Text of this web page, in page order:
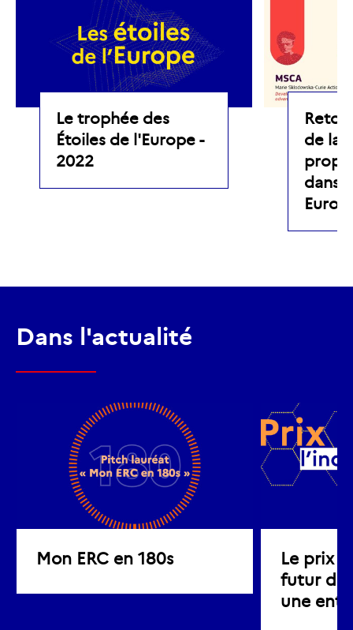
Le trophée des
Étoiles de l'Europe -
2022
de
dans
Dans l'actualité
Mon ERC en 180s
Le prix
futur de
une